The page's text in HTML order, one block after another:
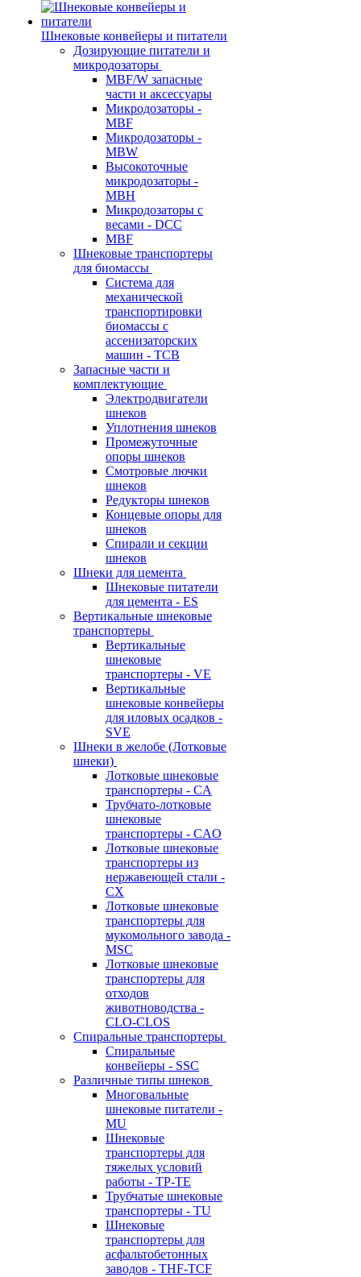
Шнековые конвейеры и питатели
Дозирующие питатели и
микродозаторы
MBF/W запасные
части и аксессуары
Микродозаторы -
MBF
Микродозаторы -
MBW
Высокоточные
микродозаторы -
MBH
Микродозаторы с
весами - DCC
MBF
Шнековые транспортеры
для биомассы
Система для
механической
транспортировки
биомассы с
ассенизаторских
машин - TCB
Запасные части и
комплектующие
Электродвигатели
шнеков
Уплотнения шнеков
Промежуточные
опоры шнеков
Смотровые лючки
шнеков
Редукторы шнеков
Концевые опоры для
шнеков
Спирали и секции
шнеков
Шнеки для цемента
Шнековые питатели
для цемента - ES
Вертикальные шнековые
транспортеры
Вертикальные
шнековые
транспортеры - VE
Вертикальные
шнековые конвейеры
для иловых осадков -
SVE
Шнеки в желобе (Лотковые
шнеки)
Лотковые шнековые
транспортеры - CA
Трубчато-лотковые
шнековые
транспортеры - CAO
Лотковые шнековые
транспортеры из
нержавеющей стали -
CX
Лотковые шнековые
транспортеры для
мукомольного завода -
MSC
Лотковые шнековые
транспортеры для
отходов
животноводства -
CLO-CLOS
Спиральные транспортеры
Спиральные
конвейеры - SSC
Различные типы шнеков
Многовальные
шнековые питатели -
MU
Шнековые
транспортеры для
тяжелых условий
работы - TP-TE
Трубчатые шнековые
транспортеры - TU
Шнековые
транспортеры для
асфальтобетонных
заводов - THF-TCF